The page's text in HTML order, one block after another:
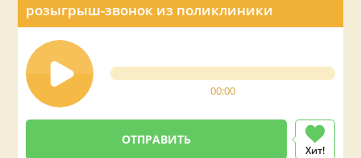
розыгрыш-звонок из поликлиники
00:00
Хит!